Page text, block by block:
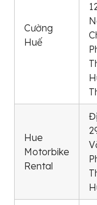
Cường
Huế
Hue
Motorbike
Rental